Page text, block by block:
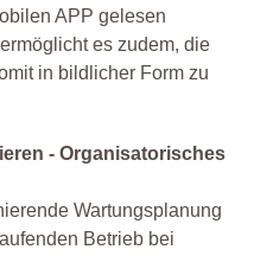
APP gelesen
es zudem, die
in bildlicher Form zu
- Organisatorisches
Wartungsplanung
Betrieb bei